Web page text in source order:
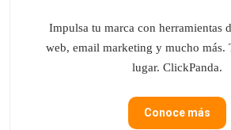
Impulsa tu marca con herramientas
web, email marketing y mucho más.
lugar. ClickPanda.
Conoce más